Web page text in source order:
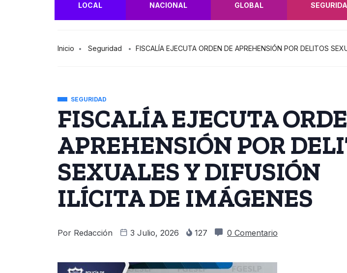
LOCAL NACIONAL GLOBAL
Inicio Seguridad FISCALÍA EJECUTA ORDEN DE APREHENSIÓN POR DELITOS
SEGURIDAD
FISCALÍA EJECUTA
APREHENSIÓN POR
SEXUALES Y DIFUSIÓN
ILÍCITA DE IMÁGENES
Por Redacción 3 Julio, 2026 127 0 Comentario